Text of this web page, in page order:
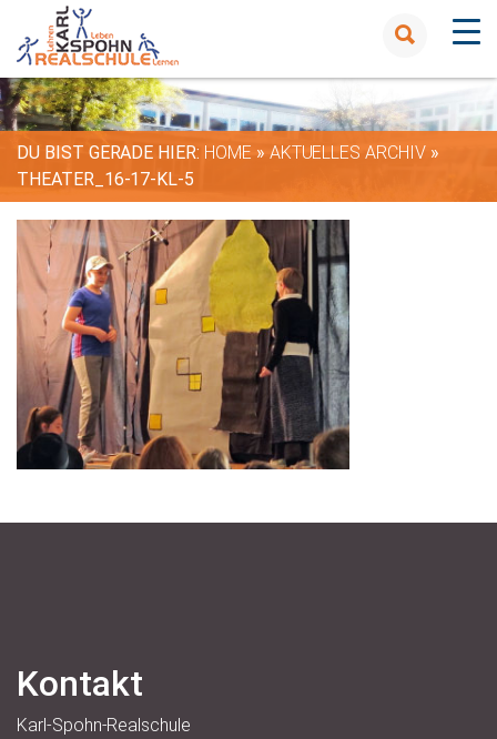
DU BIST GERADE HIER: HOME » AKTUELLES ARCHIV»
THEATER_16-17-KL-5
Kontakt
Karl-Spohn-Realschule